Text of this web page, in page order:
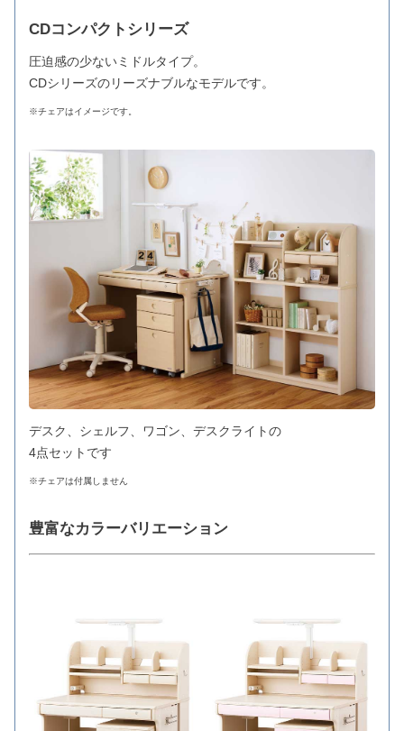
CDコンパクトシリーズ
圧迫感の少ないミドルタイプ。
CDシリーズのリーズナブルなモデルです。
※チェアはイメージです。
デスク、シェルフ、ワゴン、デスクライトの
4点セットです
※チェアは付属しません
豊富なカラーバリエーション